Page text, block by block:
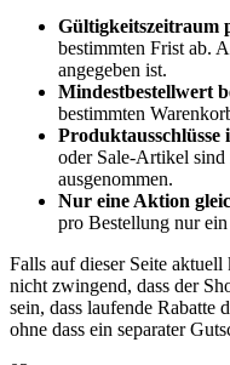
Gültigkeitszeitraum
bestimmten Frist ab.
angegeben ist.
Mindestbestellwert
bestimmten
Produktausschlüsse
oder Sale-Artikel
ausgenommen.
Nur eine Aktion
pro Bestellung nur
Falls auf dieser Seite
nicht zwingend, dass der
sein, dass laufende Rabatte
ohne dass ein separater